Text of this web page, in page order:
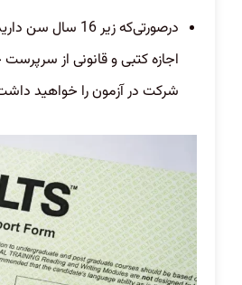
در‌صورتی‌که زیر 16
اجازه کتبی و قانونی از سرپرست
شرکت در آزمون را خواهید